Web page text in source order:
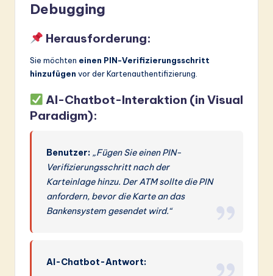
Debugging
Herausforderung:
Sie möchten einen PIN-Verifizierungsschritt
hinzufügen vor der Kartenauthentifizierung.
AI-Chatbot-Interaktion (in Visual
Paradigm):
Benutzer: „Fügen Sie einen PIN-
Verifizierungsschritt nach der
Karteinlage hinzu. Der ATM sollte die PIN
anfordern, bevor die Karte an das
Bankensystem gesendet wird.“
AI-Chatbot-Antwort: